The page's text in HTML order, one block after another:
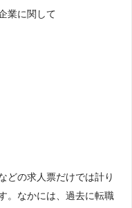
業に関して
どの求人票だけでは計り
。なかには、過去に転職